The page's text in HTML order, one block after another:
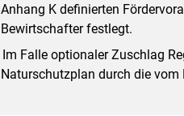
Anhang K definierten
Bewirtschafter festlegt.
Im Falle optionaler Zuschlag
Naturschutzplan durch die vom